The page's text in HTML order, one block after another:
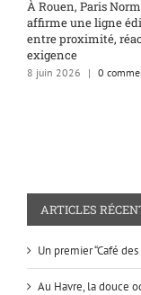
À Rouen, Paris
affirme une ligne
entre proximité,
exigence
8 juin 2026 | 0
ARTICLES
Un premier “Café des
Au Havre, la douce